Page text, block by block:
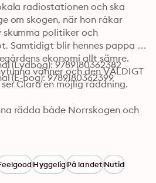
radiostationen och ska
om skogen, när hon råkar
skumma politiker och
Samtidigt blir hennes pappa
ekonomi allt sämre.
vänner och den VÄLDIGT
Clara en möjlig räddning.
rädda både Norrskogen och
feelgood, skriven av
Andersson.
(Lydbog): 9789180362382
(E-bog): 9789180362399
HyggeligPå landetNutid